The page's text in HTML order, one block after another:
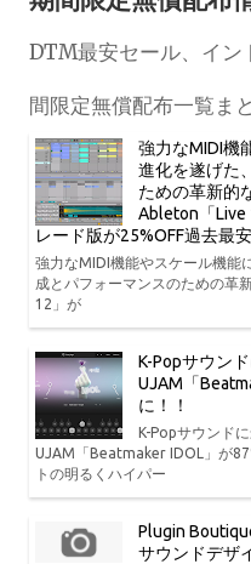
DTM最安セール、イン
間限定無償配布一覧ま
強力なMIDI機
進化を遂げた
ための革新的
Ableton「Live
レード版が25%OFF過去最
強力なMIDI機能やスケール機能
成とパフォーマンスのための革
12」が
K-Popサウン
UJAM「
に！！
K-Popサウンド
UJAM「Beatmaker IDOL」が
トの明るくハイパー
Plugin
サウンドデザ